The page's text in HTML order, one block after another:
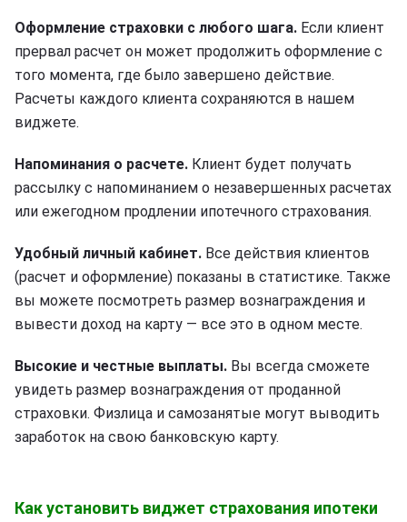
Оформление страховки с любого шага. Если клиент
прервал расчет он может продолжить оформление с
того момента, где было завершено действие.
Расчеты каждого клиента сохраняются в нашем
виджете.
Напоминания о расчете. Клиент будет получать
рассылку с напоминанием о незавершенных расчетах
или ежегодном продлении ипотечного страхования.
Удобный личный кабинет. Все действия клиентов
(расчет и оформление) показаны в статистике. Также
вы можете посмотреть размер вознаграждения и
вывести доход на карту — все это в одном месте.
Высокие и честные выплаты. Вы всегда сможете
увидеть размер вознаграждения от проданной
страховки. Физлица и самозанятые могут выводить
заработок на свою банковскую карту.
Как установить виджет страхования ипотеки